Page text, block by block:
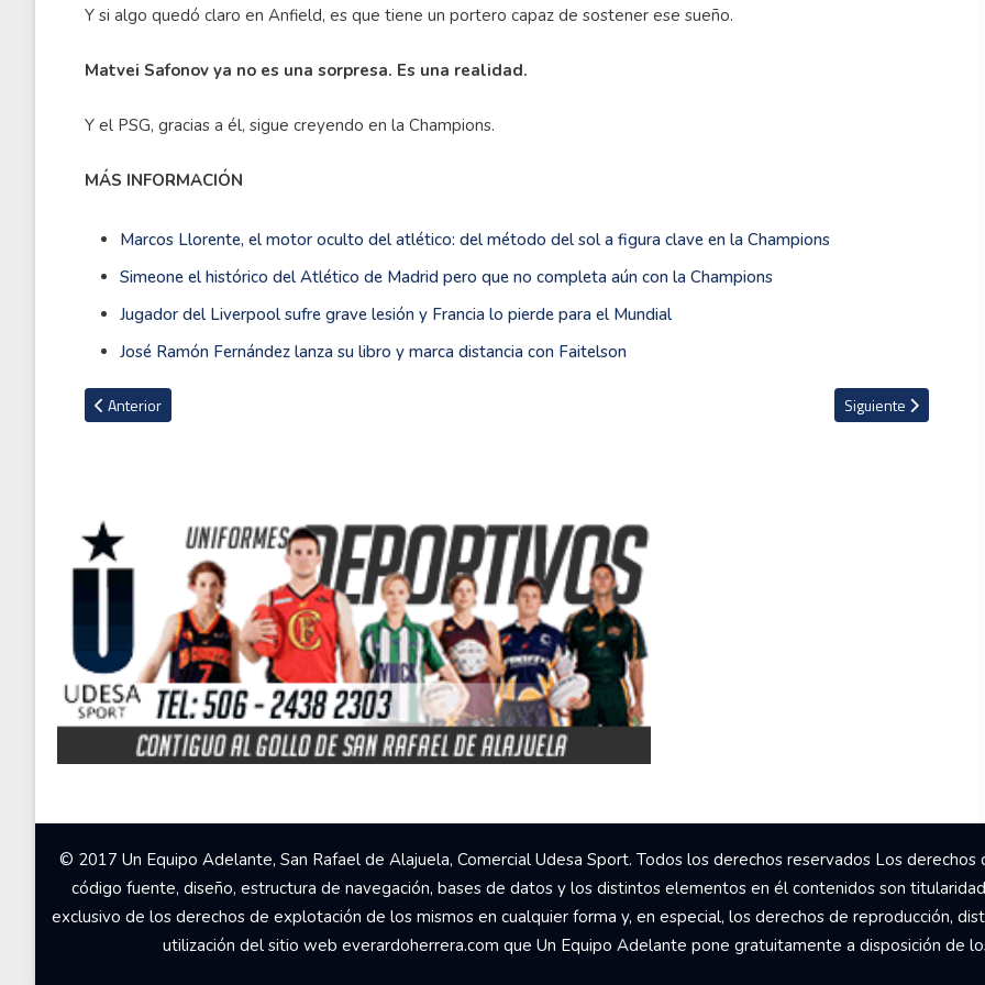
Y si algo quedó claro en Anfield, es que tiene un portero capaz de sostener ese sueño.
Matvei Safonov ya no es una sorpresa. Es una realidad.
Y el PSG, gracias a él, sigue creyendo en la Champions.
MÁS INFORMACIÓN
Marcos Llorente, el motor oculto del atlético: del método del sol a figura clave en la Champions
Simeone el histórico del Atlético de Madrid pero que no completa aún con la Champions
Jugador del Liverpool sufre grave lesión y Francia lo pierde para el Mundial
José Ramón Fernández lanza su libro y marca distancia con Faitelson
Artículo anterior: Liverpool y una temporada para el olvido: inversión de 500 millones de euros, sin títulos y con crisis en Anfield
Anterior Artículo siguiente:
Siguiente
© 2017 Un Equipo Adelante, San Rafael de Alajuela, Comercial Udesa Sport. Todos los derechos reservados Los
código fuente, diseño, estructura de navegación, bases de datos y los distintos elementos en él contenidos son
exclusivo de los derechos de explotación de los mismos en cualquier forma y, en especial, los derechos de reproducción,
utilización del sitio web everardoherrera.com que Un Equipo Adelante pone gratuitamente a disposición de